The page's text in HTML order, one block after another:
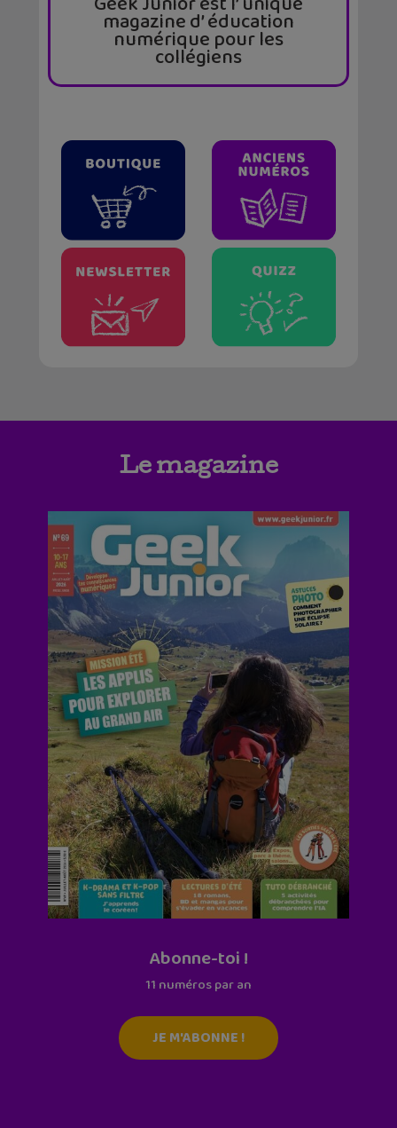
magazine d’ éducation
numérique pour les
collégiens
Le magazine
Abonne-toi !
11 numéros par an
JE M'ABONNE !